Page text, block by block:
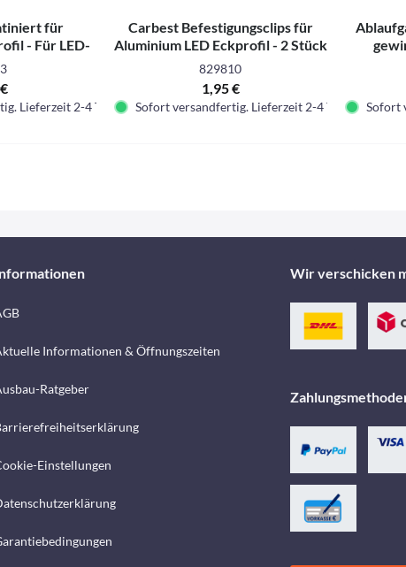
für
- Für LED-
Lieferzeit 2-4 Tage.
Carbest Befestigungsclips für
Aluminium LED Eckprofil - 2 Stück
829810
1,95 €
Sofort versandfertig. Lieferzeit 2-4 Tage. Sofort
Informationen & Öffnungszeiten
Ratgeber
Einstellungen
Wir verschicken